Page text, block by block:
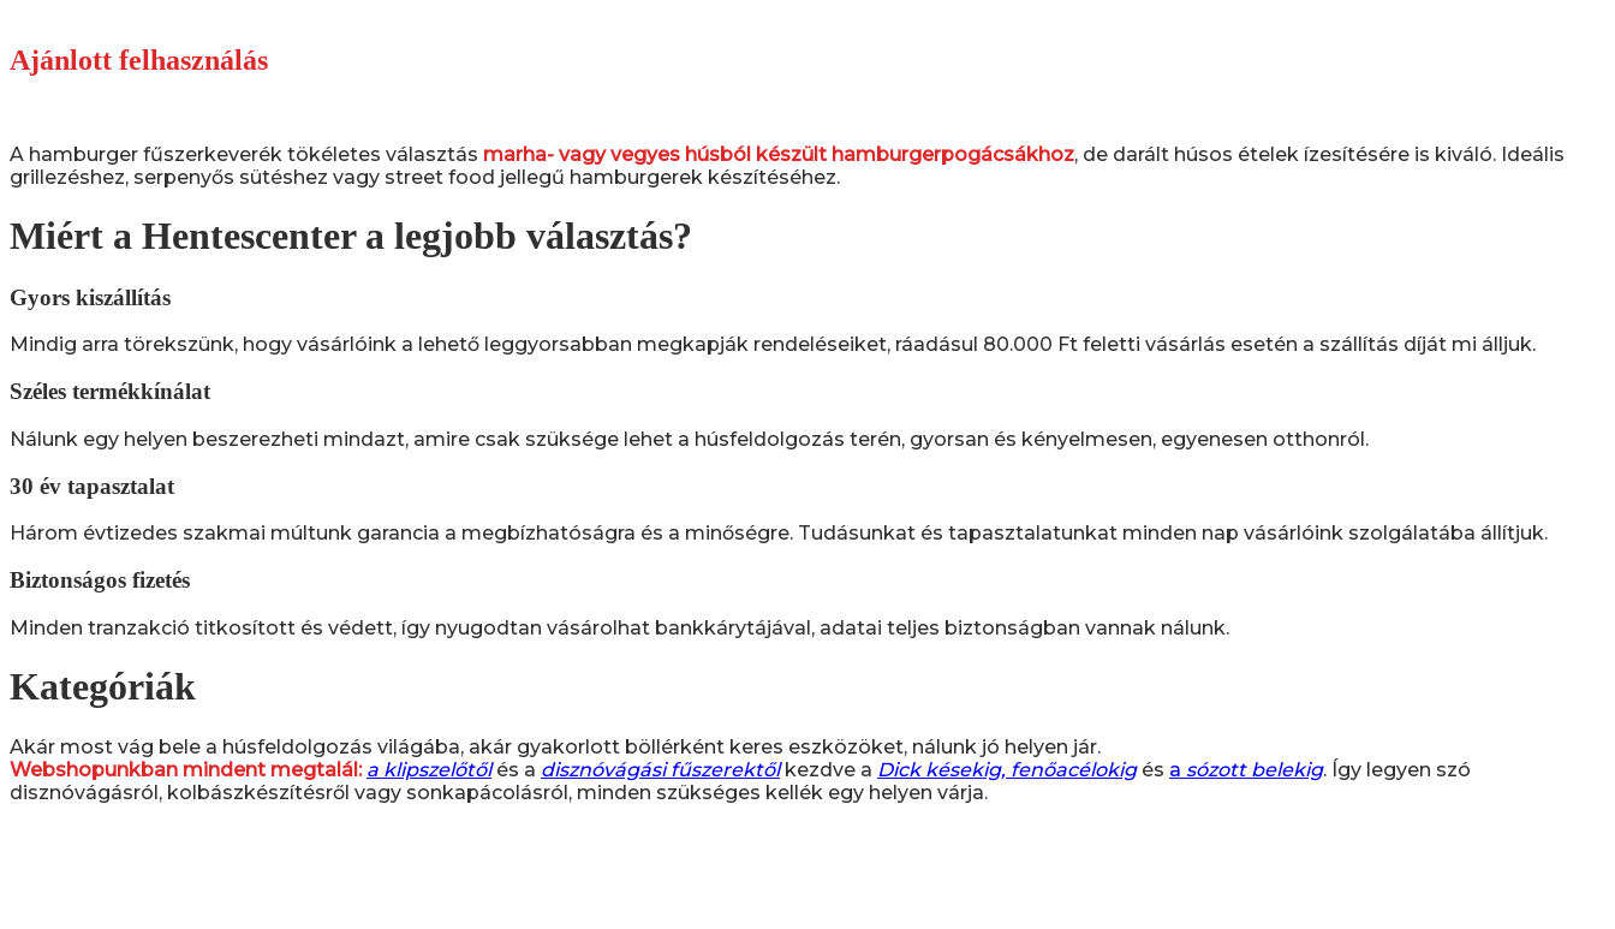
Ajánlott felhasználás
A hamburger fűszerkeverék tökéletes választás marha- vagy vegyes húsból készült hamburgerpogácsákhoz, de darált húsos ételek ízesítésére is kiváló. Ideális
grillezéshez, serpenyős sütéshez vagy street food jellegű hamburgerek készítéséhez.
Miért a Hentescenter a legjobb választás?
Gyors kiszállítás
Mindig arra törekszünk, hogy vásárlóink a lehető leggyorsabban megkapják rendeléseiket, ráadásul 80.000 Ft feletti vásárlás esetén a szállítás díját mi álljuk.
Széles termékkínálat
Nálunk egy helyen beszerezheti mindazt, amire csak szüksége lehet a húsfeldolgozás terén, gyorsan és kényelmesen, egyenesen otthonról.
30 év tapasztalat
Három évtizedes szakmai múltunk garancia a megbízhatóságra és a minőségre. Tudásunkat és tapasztalatunkat minden nap vásárlóink szolgálatába állítjuk.
Biztonságos fizetés
Minden tranzakció titkosított és védett, így nyugodtan vásárolhat bankkárytájával, adatai teljes biztonságban vannak nálunk.
Kategóriák
Akár most vág bele a húsfeldolgozás világába, akár gyakorlott böllérként keres eszközöket, nálunk jó helyen jár.
Webshopunkban mindent megtalál: a klipszelőtőlés a disznóvágási fűszerektőlkezdve a Dick késekig, fenőacélokigés a sózott belekig. Így legyen szó
disznóvágásról, kolbászkészítésről vagy sonkapácolásról, minden szükséges kellék egy helyen várja.